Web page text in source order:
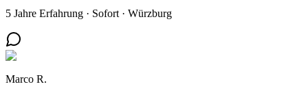
5 Jahre Erfahrung · Sofort · Würzburg
Marco R.